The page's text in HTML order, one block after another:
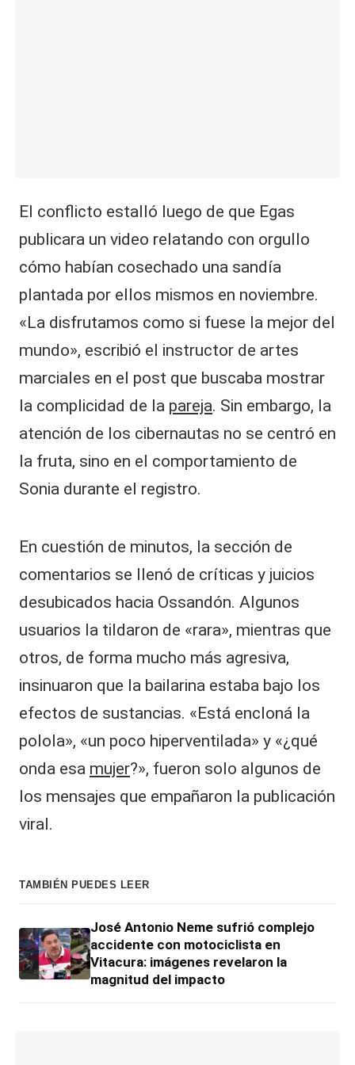
El conflicto estalló luego de que Egas
publicara un video relatando con orgullo
cómo habían cosechado una sandía
plantada por ellos mismos en noviembre.
«La disfrutamos como si fuese la mejor del
mundo», escribió el instructor de artes
marciales en el post que buscaba mostrar
la complicidad de la pareja. Sin embargo, la
atención de los cibernautas no se centró en
la fruta, sino en el comportamiento de
Sonia durante el registro.
En cuestión de minutos, la sección de
comentarios se llenó de críticas y juicios
desubicados hacia Ossandón. Algunos
usuarios la tildaron de «rara», mientras que
otros, de forma mucho más agresiva,
insinuaron que la bailarina estaba bajo los
efectos de sustancias. «Está encloná la
polola», «un poco hiperventilada» y «¿qué
onda esa mujer?», fueron solo algunos de
los mensajes que empañaron la publicación
viral.
TAMBIÉN PUEDES LEER
José Antonio Neme sufrió complejo
accidente con motociclista en
Vitacura: imágenes revelaron la
magnitud del impacto